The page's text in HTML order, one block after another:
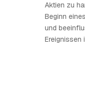
Aktien zu
Beginn
und
Ereignissen